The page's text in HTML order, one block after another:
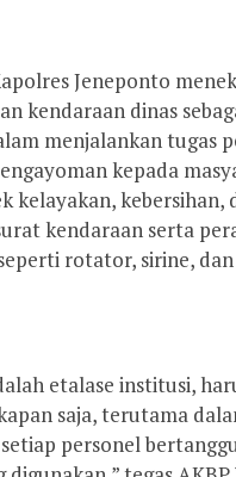
Jeneponto
kendaraan dinas
menjalankan tugas
kepada
kelayakan, kebersihan,
kendaraan serta
rotator, sirine,
etalase institusi,
saja, terutama
personel